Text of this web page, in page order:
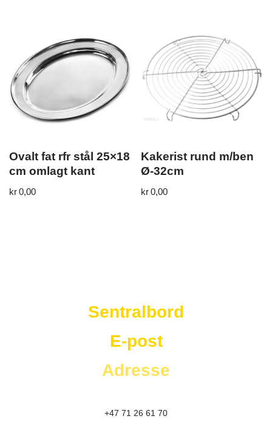
Ovalt fat rfr stål 25×18
cm omlagt kant
kr0,00
Kakerist rund m/ben
Ø-32cm
kr0,00
Sentralbord
E-post
Adresse
+47 71 26 61 70